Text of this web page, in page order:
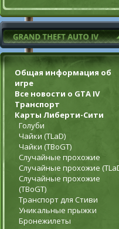
Общая информация об
игре
Все новости о GTA IV
Транспорт
Карты Либерти-Сити
Голуби
Чайки (TLaD)
Чайки (TBoGT)
Случайные прохожие
Случайные прохожие
Случайные прохожие
(TBoGT)
Транспорт для Стиви
Уникальные прыжки
Бронежилеты